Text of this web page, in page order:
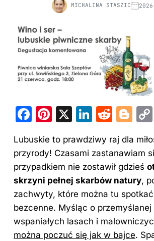
MICHALINA STASZIC
F
c
e
b
o
o
k
Pi
er
e
st
X
Li
k
e
dI
n
R
d
di
t
Bl
g
g
er
Lubuskie to prawdziwy raj dla
przyrody! Czasami zastanawiam
przypadkiem nie zostawił gdzieś
skrzyni pełnej skarbów natury,
zachwyty, które można tu
bezcenne. Myśląc o przemyślanej
wspaniałych lasach i
można poczuć się jak w bajce.